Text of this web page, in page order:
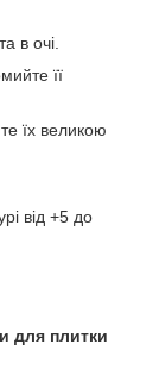
в очі.
її
їх великою
від +5 до
для плитки